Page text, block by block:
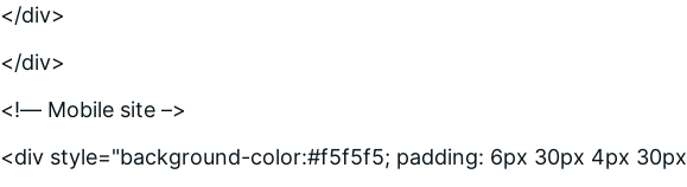
</div>
</div>
<!— Mobile site –>
<div style="background-color:#f5f5f5; padding: 6px 30px 4px 30px